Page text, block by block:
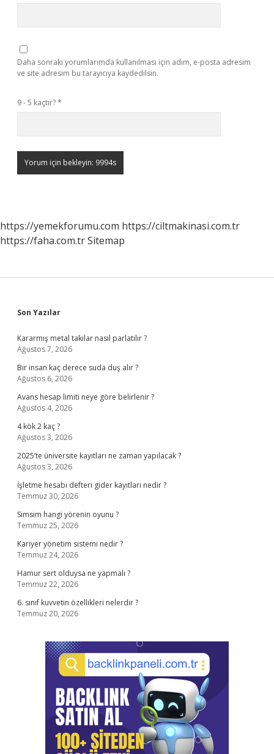
Daha sonraki yorumlarımda kullanılması için adım, e-posta adresim
ve site adresim bu tarayıcıya kaydedilsin.
9 - 5 kaçtır?*
https://yemekforumu.com https://ciltmakinasi.com.tr
https://faha.com.trSitemap
Sidebar
Son Yazılar
Kararmış metal takılar nasıl parlatılır ?
Ağustos 7, 2026
Bir insan kaç derece suda duş alır ?
Ağustos 6, 2026
Avans hesap limiti neye göre belirlenir ?
Ağustos 4, 2026
4 kök 2 kaç ?
Ağustos 3, 2026
2025’te üniversite kayıtları ne zaman yapılacak ?
Ağustos 3, 2026
İşletme hesabı defteri gider kayıtları nedir ?
Temmuz 30, 2026
Simsim hangi yörenin oyunu ?
Temmuz 25, 2026
Kariyer yönetim sistemi nedir ?
Temmuz 24, 2026
Hamur sert olduysa ne yapmalı ?
Temmuz 22, 2026
6. sınıf kuvvetin özellikleri nelerdir ?
Temmuz 20, 2026